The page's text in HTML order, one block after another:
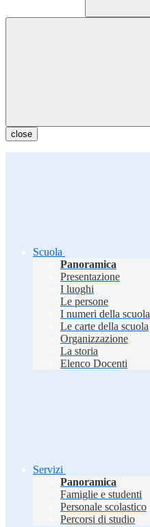
close
Scuola
Panoramica
Presentazione
I luoghi
Le persone
I numeri della scuola
Le carte della scuola
Organizzazione
La storia
Elenco Docenti
Servizi
Panoramica
Famiglie e studenti
Personale scolastico
Percorsi di studio